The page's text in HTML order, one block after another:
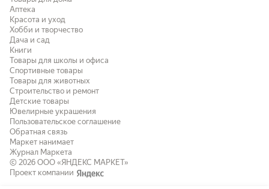
Аптека
Красота и уход
Хобби и творчество
Дача и сад
Книги
Товары для школы и офиса
Спортивные товары
Товары для животных
Строительство и ремонт
Детские товары
Ювелирные украшения
Пользовательское соглашение
Обратная связь
Маркет нанимает
Журнал Маркета
© 2026 ООО «ЯНДЕКС МАРКЕТ»
Проект компании